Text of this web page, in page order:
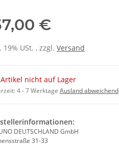
€
19% USt. , zzgl. Versand
Artikel nicht auf Lager
4 - 7 Werktage Ausland abweichend
DEUTSCHLAND GmbH
31-33